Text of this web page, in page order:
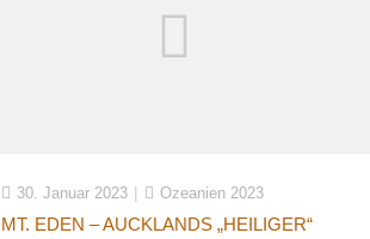
30. Januar 2023 Ozeanien 2023
MT. EDEN – AUCKLANDS „HEILIGER“